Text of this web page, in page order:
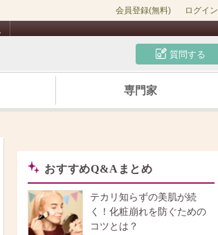
会員登録(無料) ログイン
質問する
専門家
おすすめQ&Aまとめ
テカリ知らずの美肌が続
く！化粧崩れを防ぐための
コツとは？